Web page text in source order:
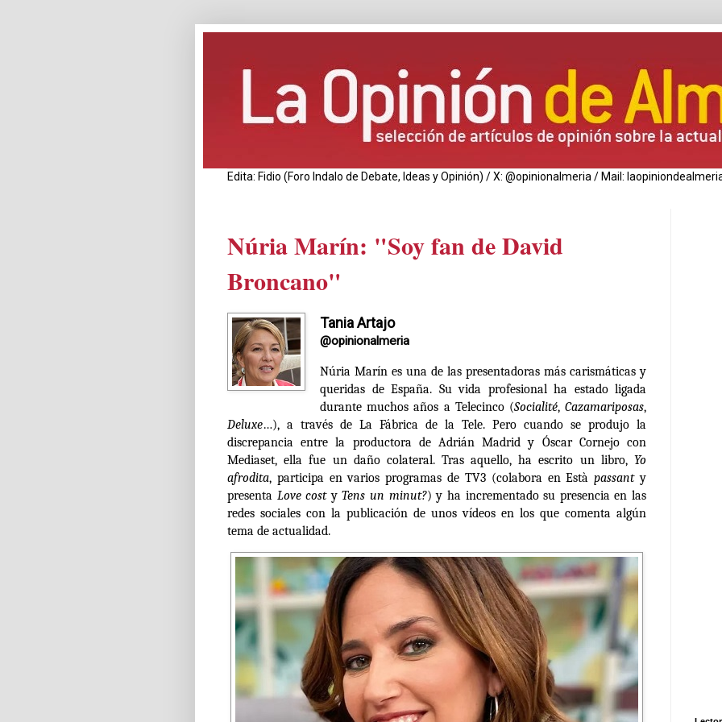
Edita: Fidio (Foro Indalo de Debate, Ideas y Opinión) / X: @opinionalmeria / Mail:
Núria Marín: "Soy fan de David
Broncano"
Tania Artajo
@opinionalmeria
Núria Marín es una de las presentadoras más carismáticas y
queridas de España. Su vida profesional ha estado ligada
durante muchos años a Telecinco (Socialité,Cazamariposas,
Deluxe…), a través de La Fábrica de la Tele. Pero cuando se produjo la
discrepancia entre la productora de Adrián Madrid y Óscar Cornejo con
Mediaset, ella fue un daño colateral. Tras aquello, ha escrito un libro, Yo
afrodita, participa en varios programas de TV3 (colabora en Estàpassanty
presenta Love costyTens un minut?) y ha incrementado su presencia en las
redes sociales con la publicación de unos vídeos en los que comenta algún
tema de actualidad.